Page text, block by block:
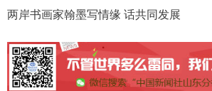
两岸书画家翰墨写情缘 话共同发展